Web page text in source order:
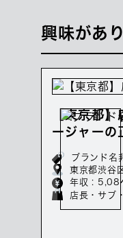
興味があ
【東京都
ージャーの
ブランド名
東京都渋谷
年収 :
店長・サブ